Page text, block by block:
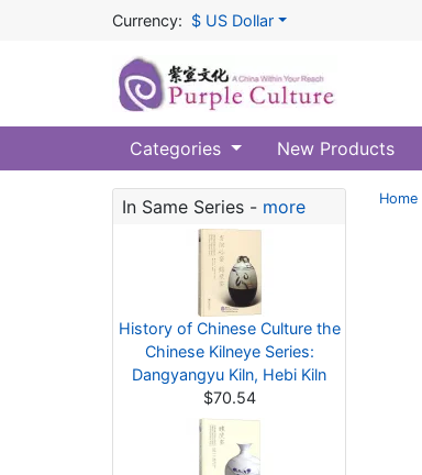
Currency: $ US Dollar
Categories New Products
In Same Series - more
History of Chinese Culture the
Chinese Kilneye Series:
Dangyangyu Kiln, Hebi Kiln
$70.54
Home